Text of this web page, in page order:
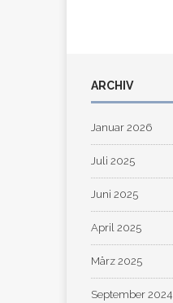
ARCHIV
Januar 2026
Juli 2025
Juni 2025
April 2025
März 2025
September 2024